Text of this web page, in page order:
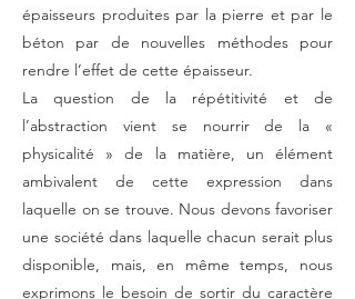
épaisseurs produites par la pierre et par le
béton par de nouvelles méthodes pour
rendre l’effet de cette épaisseur.
La question de la répétitivité et de
l’abstraction vient se nourrir de la «
physicalité » de la matière, un élément
ambivalent de cette expression dans
laquelle on se trouve. Nous devons favoriser
une société dans laquelle chacun serait plus
disponible, mais, en même temps, nous
exprimons le besoin de sortir du caractère